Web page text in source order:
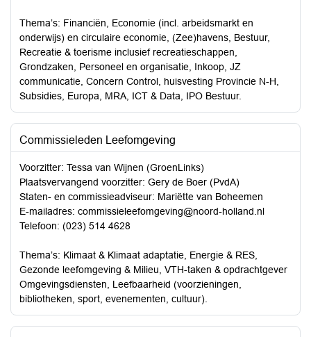
Thema’s: Financiën, Economie (incl. arbeidsmarkt en
onderwijs) en circulaire economie, (Zee)havens, Bestuur,
Recreatie & toerisme inclusief recreatieschappen,
Grondzaken, Personeel en organisatie, Inkoop, JZ
communicatie, Concern Control, huisvesting Provincie N-H,
Subsidies, Europa, MRA, ICT & Data, IPO Bestuur.
Commissieleden Leefomgeving
Voorzitter: Tessa van Wijnen (GroenLinks)
Plaatsvervangend voorzitter: Gery de Boer (PvdA)
Staten- en commissieadviseur: Mariëtte van Boheemen
E-mailadres: commissieleefomgeving@noord-holland.nl
Telefoon: (023) 514 4628
Thema’s: Klimaat & Klimaat adaptatie, Energie & RES,
Gezonde leefomgeving & Milieu, VTH-taken & opdrachtgever
Omgevingsdiensten, Leefbaarheid (voorzieningen,
bibliotheken, sport, evenementen, cultuur).